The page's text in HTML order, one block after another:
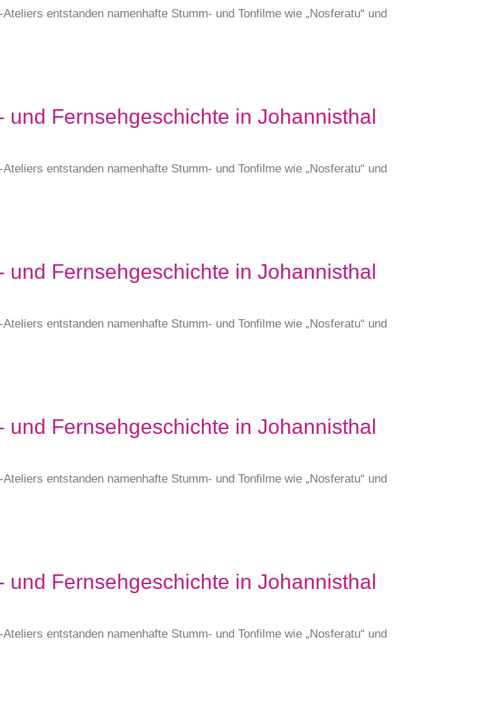
entstanden namenhafte Stumm- und Tonfilme wie „Nosferatu“ und
Fernsehgeschichte in Johannisthal
entstanden namenhafte Stumm- und Tonfilme wie „Nosferatu“ und
Fernsehgeschichte in Johannisthal
entstanden namenhafte Stumm- und Tonfilme wie „Nosferatu“ und
Fernsehgeschichte in Johannisthal
entstanden namenhafte Stumm- und Tonfilme wie „Nosferatu“ und
Fernsehgeschichte in Johannisthal
entstanden namenhafte Stumm- und Tonfilme wie „Nosferatu“ und